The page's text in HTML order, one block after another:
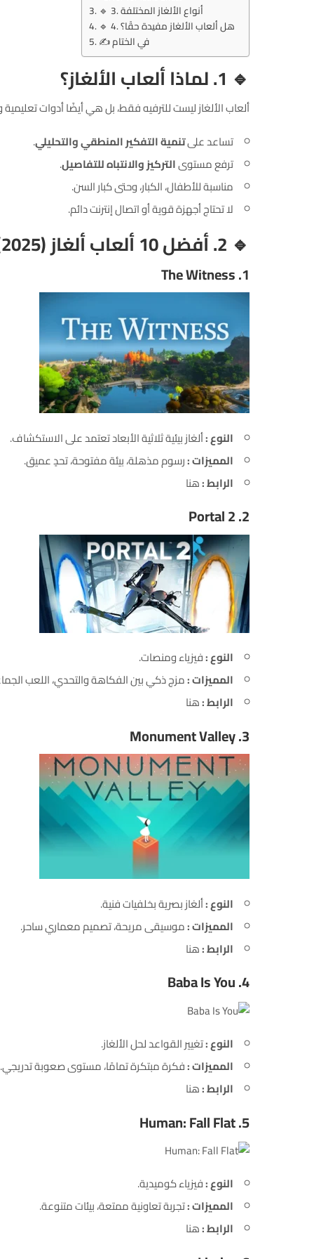
🔹 3. أنواع الألغاز المختلفة
🔹 4. هل ألعاب الألغاز مفيدة حقًا؟
✍️ في الختام
🔹 1. لماذا ألعاب الألغاز؟
ألعاب الألغاز ليست للترفيه فقط، بل هي أيضًا أدوات
تساعد علىتنمية التفكير المنطقي والتحليلي.
ترفع مستوىالتركيز والانتباه للتفاصيل.
مناسبة للأطفال، الكبار، وحتى كبار السن.
لا تحتاج أجهزة قوية أو اتصال إنترنت دائم.
🔹 2. أفضل 10 ألعاب ألغاز (2025)
1.
The Witness
النوع :ألغاز بيئية ثلاثية الأبعاد تعتمد على الاستكشاف.
المميزات :رسوم مذهلة، بيئة مفتوحة، تحدٍ عميق.
الرابط :هنا
2.
Portal 2
النوع :فيزياء ومنصات.
المميزات :مزج ذكي بين الفكاهة والتحدي، اللعب
الرابط :هنا
3.
Monument Valley
النوع :ألغاز بصرية بخلفيات فنية.
المميزات :موسيقى مريحة، تصميم معماري ساحر.
الرابط :هنا
4.
Baba Is You
النوع :تغيير القواعد لحل الألغاز.
المميزات :فكرة مبتكرة تمامًا، مستوى صعوبة تدريجي.
الرابط :هنا
5.
Human: Fall Flat
النوع :فيزياء كوميدية.
المميزات :تجربة تعاونية ممتعة، بيئات متنوعة.
الرابط :هنا